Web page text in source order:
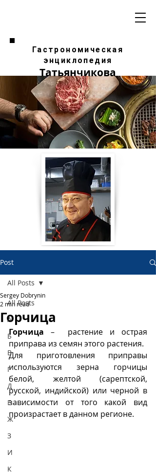
Гастрономическая
энциклопедия
Татьянчикова
Post
All Posts
А
Б
В
Г
Д
Е
Ж
З
И
К
All Posts
Горчица
Sergey Dobrynin
2 min read
Горчица –  растение и острая
приправа из семян этого растения.
Для приготовления приправы
используются зерна горчицы
белой, желтой (сарептской,
русской, индийской) или черной в
зависимости от того какой вид
произрастает в данном регионе.